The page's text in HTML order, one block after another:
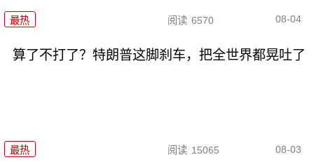
最热 阅读 6570 08-04
算了不打了？特朗普这脚刹车，把全世界都晃吐了
最热 阅读 15065 08-03